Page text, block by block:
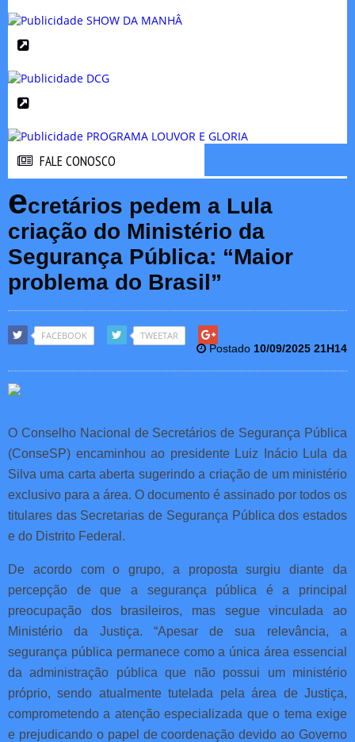
FALE CONOSCO
ecretários pedem a Lula
criação do Ministério da
Segurança Pública: “Maior
problema do Brasil”
FACEBOOK TWEETAR
Postado 10/09/2025 21H14
O Conselho Nacional de Secretários de Segurança Pública
(ConseSP) encaminhou ao presidente Luiz Inácio Lula da
Silva uma carta aberta sugerindo a criação de um ministério
exclusivo para a área. O documento é assinado por todos os
titulares das Secretarias de Segurança Pública dos estados
e do Distrito Federal.
De acordo com o grupo, a proposta surgiu diante da
percepção de que a segurança pública é a principal
preocupação dos brasileiros, mas segue vinculada ao
Ministério da Justiça. “Apesar de sua relevância, a
segurança pública permanece como a única área essencial
da administração pública que não possui um ministério
próprio, sendo atualmente tutelada pela área de Justiça,
comprometendo a atenção especializada que o tema exige
e prejudicando o papel de coordenação devido ao Governo